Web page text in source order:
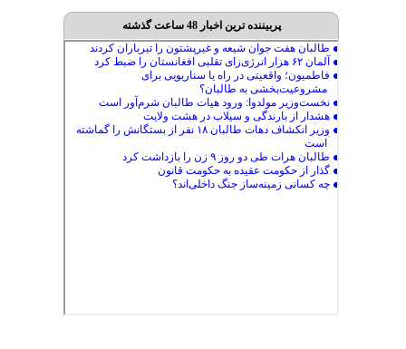
پربیننده ترین اخبار 48 ساعت گذشته